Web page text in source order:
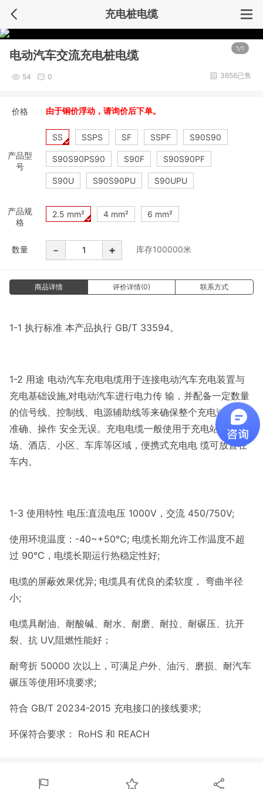
充电桩电缆
1/1
电动汽车交流充电桩电缆
54 0 3656已售
价格 由于铜价浮动，请询价后下单。
产品型
号
SS SSPS SF SSPF S90S90
S90S90PS90 S90F S90S90PF
S90U S90S90PU S90UPU
产品规
格
2.5 mm² 4 mm² 6 mm²
数量 - + 库存100000米
商品详情 评价详情(0) 联系方式
1-1 执行标准 本产品执行 GB/T 33594。
1-2 用途 电动汽车充电电缆用于连接电动汽车充电装置与
充电基础设施,对电动汽车进行电力传 输，并配备一定数量
的信号线、控制线、电源辅助线等来确保整个充电过程控制
准确、操作 安全无误。充电电缆一般使用于充电站、停车
场、酒店、小区、车库等区域，便携式充电电 缆可放置在
车内。
1-3 使用特性 电压:直流电压 1000V，交流 450/750V;
使用环境温度：-40~+50℃; 电缆长期允许工作温度不超
过 90℃，电缆长期运行热稳定性好;
电缆的屏蔽效果优异; 电缆具有优良的柔软度， 弯曲半径
小;
电缆具耐油、耐酸碱、耐水、耐磨、耐拉、耐碾压、抗开
裂、抗 UV,阻燃性能好；
耐弯折 50000 次以上，可满足户外、油污、磨损、耐汽车
碾压等使用环境要求;
符合 GB/T 20234-2015 充电接口的接线要求;
环保符合要求： RoHS 和 REACH